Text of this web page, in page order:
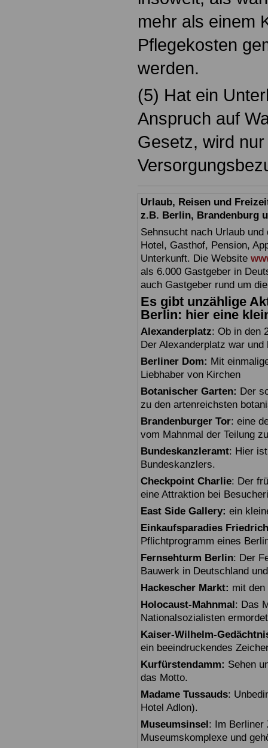
mehr als einem
Pflegekosten
werden.
(5) Hat ein
Anspruch auf
Gesetz, wird
Urlaub, Reisen und
z.B. Berlin, Brandenburg
Sehnsucht nach Urlaub
Hotel, Gasthof, Pension,
Unterkunft. Die Website
als 6.000 Gastgeber in
auch Gastgeber rund um
Es gibt unzählige
Berlin: hier eine
Alexanderplatz: Ob in den
Der Alexanderplatz war
Berliner Dom: Mit
Liebhaber von Kirchen
Botanischer Garten: Der
zu den artenreichsten
Brandenburger Tor: eine
vom Mahnmal der Teilung
Bundeskanzleramt: Hier
Bundeskanzlers.
Checkpoint Charlie: Der
eine Attraktion bei
East Side Gallery: ein
Einkaufsparadies
Pflichtprogramm eines
Fernsehturm Berlin: Der
Bauwerk in Deutschland
Hackescher Markt: mit
Holocaust-Mahnmal : Das
Nationalsozialisten
Kaiser-Wilhelm-
ein beeindruckendes
Kurfürstendamm: Sehen
das Motto.
Madame Tussauds:
Hotel Adlon).
Museumsinsel : Im Berliner
Museumskomplexe und